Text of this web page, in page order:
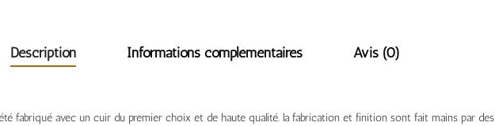
Description Informations complémentaires Avis (0)
fabriqué avec un cuir du premier choix et de haute qualité. la fabrication et finition sont fait mains par des